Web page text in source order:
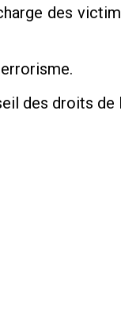
des
des droits de